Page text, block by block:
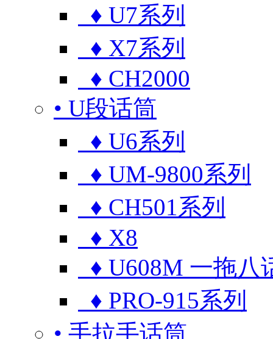
♦ U7系列
♦ X7系列
♦ CH2000
• U段话筒
♦ U6系列
♦ UM-9800系列
♦ CH501系列
♦ X8
♦ U608M 一拖八
♦ PRO-915系列
• 手拉手话筒